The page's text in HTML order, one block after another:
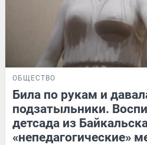
ОБЩЕСТВО
Била по рукам и
подзатыльники.
детсада из
«непедагогические»